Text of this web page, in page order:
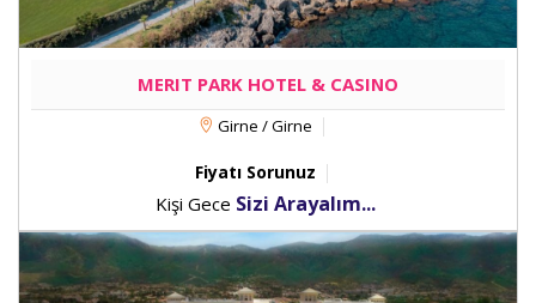
MERIT PARK HOTEL & CASINO
Girne / Girne
Fiyatı Sorunuz
Kişi Gece Sizi Arayalım...